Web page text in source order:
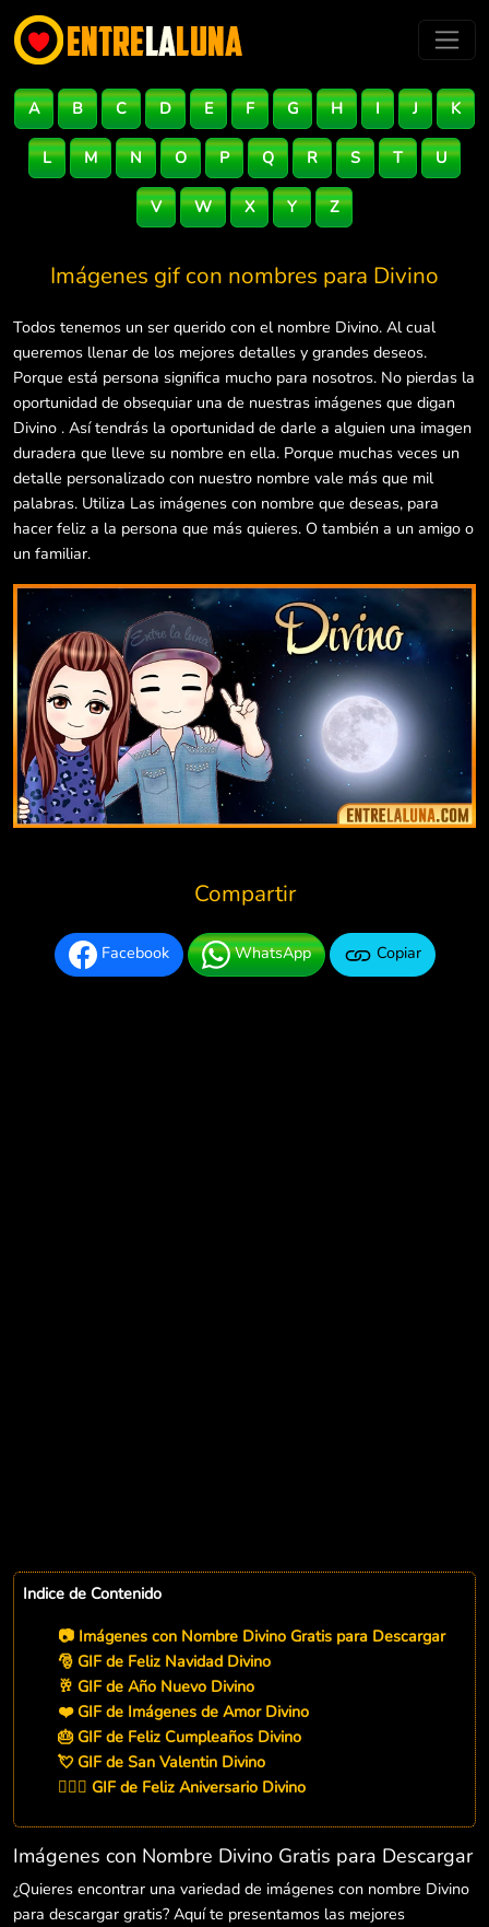
A B C D E F G H I J K
L M N O P Q R S T U
V W X Y Z
Imágenes gif con nombres para Divino
Todos tenemos un ser querido con el nombre Divino. Al cual
queremos llenar de los mejores detalles y grandes deseos.
Porque está persona significa mucho para nosotros. No pierdas la
oportunidad de obsequiar una de nuestras imágenes que digan
Divino . Así tendrás la oportunidad de darle a alguien una imagen
duradera que lleve su nombre en ella. Porque muchas veces un
detalle personalizado con nuestro nombre vale más que mil
palabras. Utiliza Las imágenes con nombre que deseas, para
hacer feliz a la persona que más quieres. O también a un amigo o
un familiar.
Compartir
Facebook WhatsApp Copiar
Indice de Contenido
📷 Imágenes con Nombre Divino Gratis para Descargar
🎅 GIF de Feliz Navidad Divino
🥂 GIF de Año Nuevo Divino
❤️ GIF de Imágenes de Amor Divino
🎂 GIF de Feliz Cumpleaños Divino
💘 GIF de San Valentin Divino
👨‍❤️‍👨 GIF de Feliz Aniversario Divino
Imágenes con Nombre Divino Gratis para Descargar
¿Quieres encontrar una variedad de imágenes con nombre Divino
para descargar gratis? Aquí te presentamos las mejores